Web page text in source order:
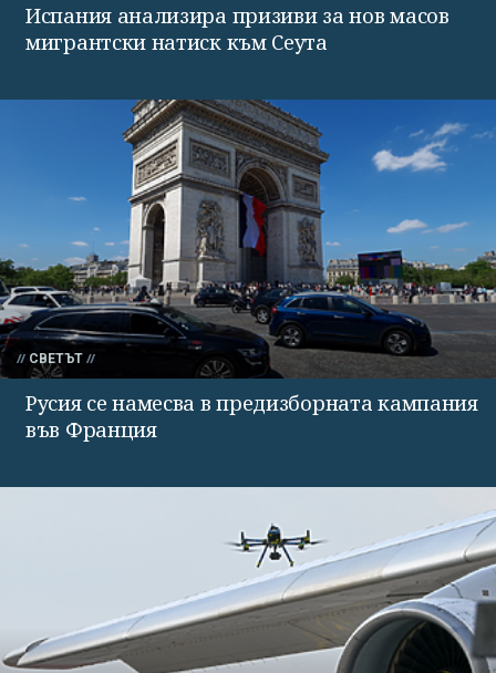
Испания анализира призиви за нов масов
мигрантски натиск към Сеута
СВЕТЪТ
Русия се намесва в предизборната кампания
във Франция